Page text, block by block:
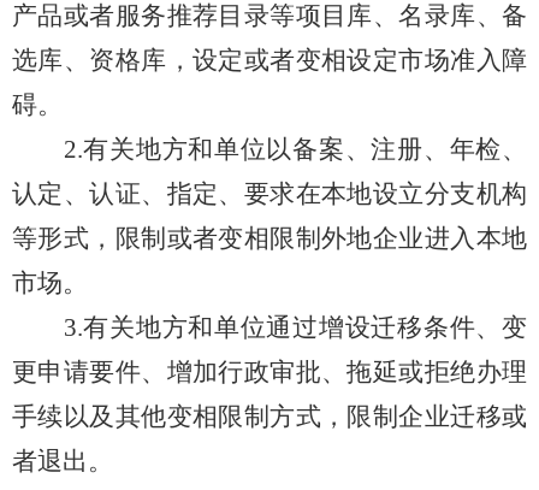
产品或者服务推荐目录等项目库、名录库、备
选库、资格库，设定或者变相设定市场准入障
碍。
2.有关地方和单位以备案、注册、年检、
认定、认证、指定、要求在本地设立分支机构
等形式，限制或者变相限制外地企业进入本地
市场。
3.有关地方和单位通过增设迁移条件、变
更申请要件、增加行政审批、拖延或拒绝办理
手续以及其他变相限制方式，限制企业迁移或
者退出 。